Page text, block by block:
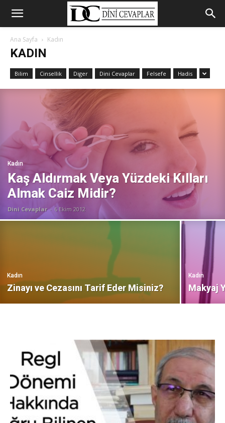
Ana Sayfa Kadın
KADIN
Bilim Cinsellik Diger Dini Cevaplar Felsefe Hadis
Kadın
Kaş Aldırmak Veya Yüzdeki Kılları
Almak Caiz Midir?
Dini Cevaplar - 6 Ekim 2012
Kadın
Zinayı ve Cezasını Tarif Eder Misiniz?
Kadın
Makyaj